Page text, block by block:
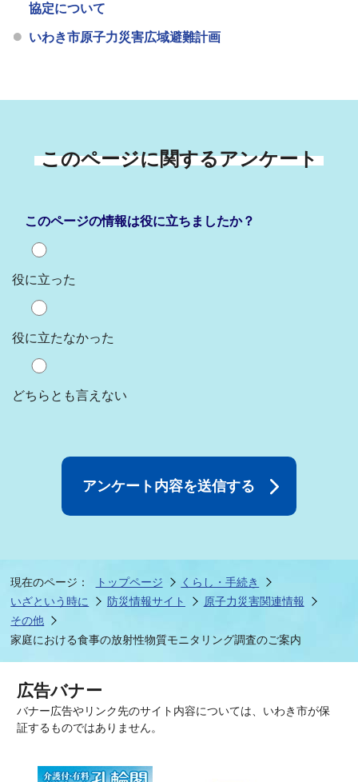
協定について
いわき市原子力災害広域避難計画
このページに関するアンケート
このページの情報は役に立ちましたか？
役に立った
役に立たなかった
どちらとも言えない
現在のページ： トップページ
くらし・手続き
いざという時に
防災情報サイト
原子力災害関連情報
その他
家庭における食事の放射性物質モニタリング調査のご案内
広告バナー
バナー広告やリンク先のサイト内容については、いわき市が保
証するものではありません。